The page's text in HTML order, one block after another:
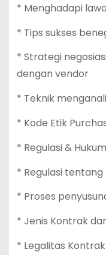
* Menghadapi
* Tips sukses
* Strategi
dengan vendor
* Teknik
* Kode Etik
* Regulasi &
* Regulasi
* Proses
* Jenis Kontrak
* Legalitas